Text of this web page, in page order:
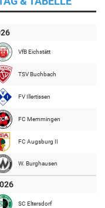
VfB Eichstätt
TSV Buchbach
FV Illertissen
FC Memmingen
FC Augsburg II
W. Burghausen
SC Eltersdorf